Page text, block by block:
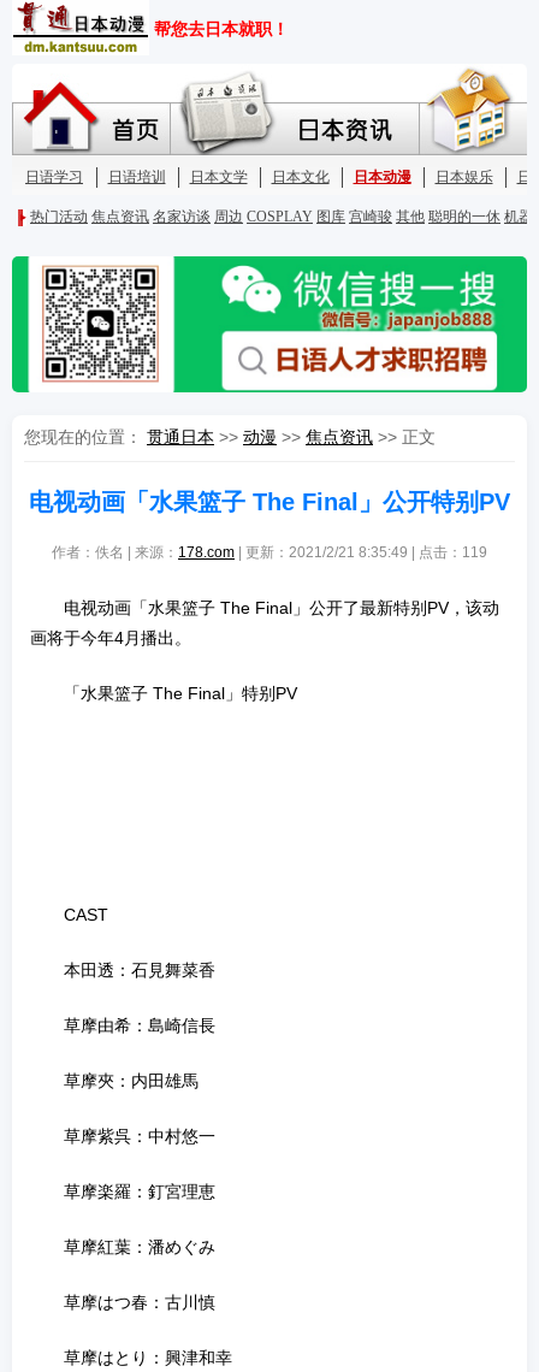
您现在的位置： 贯通日本 >> 动漫 >> 焦点资讯 >> 正文
电视动画「水果篮子 The Final」公开特别PV
作者：佚名 | 来源： 178.com | 更新：2021/2/21 8:35:49 | 点击： 119
电视动画「水果篮子 The Final」公开了最新特别PV，该动
画将于今年4月播出。
「水果篮子 The Final」特别PV
CAST
本田透：石見舞菜香
草摩由希：島崎信長
草摩夾：内田雄馬
草摩紫呉：中村悠一
草摩楽羅：釘宮理恵
草摩紅葉：潘めぐみ
草摩はつ春：古川慎
草摩はとり：興津和幸